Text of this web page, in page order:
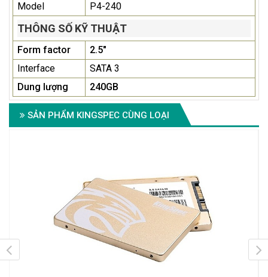
Model
P4-240
THÔNG SỐ KỸ THUẬT
Form factor
2.5"
Interface
SATA 3
Dung lượng
240GB
SẢN PHẨM KINGSPEC CÙNG LOẠI